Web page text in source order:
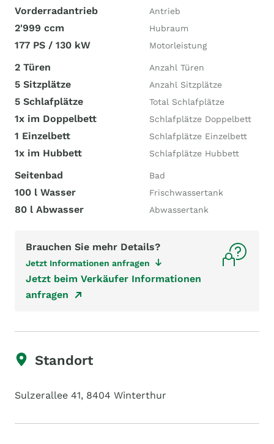
Vorderradantrieb Antrieb
2'999 ccm Hubraum
177 PS / 130 kW Motorleistung
2 Türen Anzahl Türen
5 Sitzplätze Anzahl Sitzplätze
5 Schlafplätze Total Schlafplätze
1x im Doppelbett Schlafplätze Doppelbett
1 Einzelbett Schlafplätze Einzelbett
1x im Hubbett Schlafplätze Hubbett
Seitenbad Bad
100 l Wasser Frischwassertank
80 l Abwasser Abwassertank
Brauchen Sie mehr Details?
Jetzt Informationen anfragen
Jetzt beim Verkäufer Informationen
anfragen
Standort
Sulzerallee 41, 8404 Winterthur